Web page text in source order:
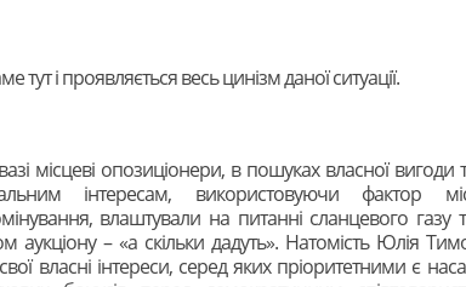
тут і проявляється весь цинізм даної ситуації.
місцеві опозиціонери, в пошуках власної вигоди
інтересам, використовуючи фактор
влаштували на питанні сланцевого газу
аукціону – «а скільки дадуть». Натомість Юлія
власні інтереси, серед яких пріоритетними є